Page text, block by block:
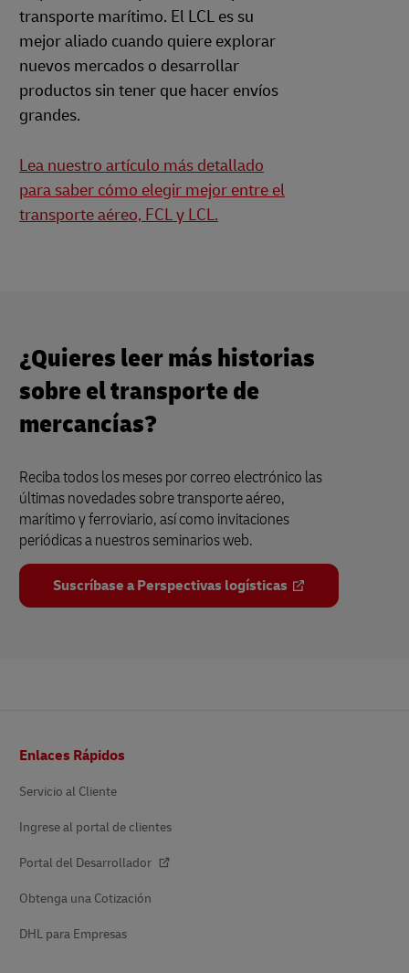
transporte marítimo. El LCL es su
mejor aliado cuando quiere explorar
nuevos mercados o desarrollar
productos sin tener que hacer envíos
grandes.
Lea nuestro artículo más detallado
para saber cómo elegir mejor entre el
transporte aéreo, FCL y LCL.
¿Quieres leer más historias
sobre el transporte de
mercancías?
Reciba todos los meses por correo electrónico las
últimas novedades sobre transporte aéreo,
marítimo y ferroviario, así como invitaciones
periódicas a nuestros seminarios web.
Suscríbase a Perspectivas logísticas
de
Enlaces Rápidos
Servicio al Cliente
Ingrese al portal de clientes
Portal del Desarrollador
Obtenga una Cotización
DHL para Empresas